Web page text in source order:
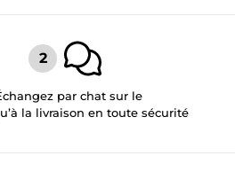
par chat sur le
la livraison en toute sécurité